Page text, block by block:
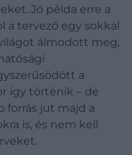
Jó példa erre a
a tervező egy sokkal
álmodott meg,
a
így történik – de
forrás jut majd a
is, és nem kell